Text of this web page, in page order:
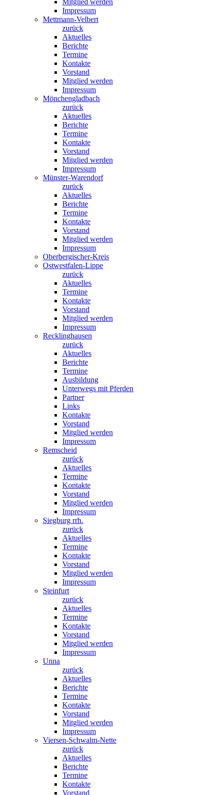
Mitglied werden
Impressum
Mettmann-Velbert
zurück
Aktuelles
Berichte
Termine
Kontakte
Vorstand
Mitglied werden
Impressum
Mönchengladbach
zurück
Aktuelles
Berichte
Termine
Kontakte
Vorstand
Mitglied werden
Impressum
Münster-Warendorf
zurück
Aktuelles
Berichte
Termine
Kontakte
Vorstand
Mitglied werden
Impressum
Oberbergischer-Kreis
Ostwestfalen-Lippe
zurück
Aktuelles
Termine
Kontakte
Vorstand
Mitglied werden
Impressum
Recklinghausen
zurück
Aktuelles
Berichte
Termine
Ausbildung
Unterwegs mit Pferden
Partner
Links
Kontakte
Vorstand
Mitglied werden
Impressum
Remscheid
zurück
Aktuelles
Termine
Kontakte
Vorstand
Mitglied werden
Impressum
Siegburg rrh.
zurück
Aktuelles
Termine
Kontakte
Vorstand
Mitglied werden
Impressum
Steinfurt
zurück
Aktuelles
Termine
Kontakte
Vorstand
Mitglied werden
Impressum
Unna
zurück
Aktuelles
Berichte
Termine
Kontakte
Vorstand
Mitglied werden
Impressum
Viersen-Schwalm-Nette
zurück
Aktuelles
Berichte
Termine
Kontakte
Vorstand